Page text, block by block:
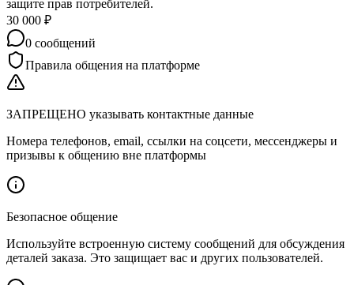
защите прав потребителей.
30 000 ₽
0 сообщений
Правила общения на платформе
ЗАПРЕЩЕНО указывать контактные данные
Номера телефонов, email, ссылки на соцсети, мессенджеры и
призывы к общению вне платформы
Безопасное общение
Используйте встроенную систему сообщений для обсуждения
деталей заказа. Это защищает вас и других пользователей.